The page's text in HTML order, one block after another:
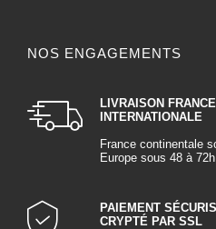
NOS ENGAGEMENTS
LIVRAISON
INTERNATIONALE
France continentale
Europe sous 48 à 72h
PAIEMENT
CRYPTÉ PAR SSL